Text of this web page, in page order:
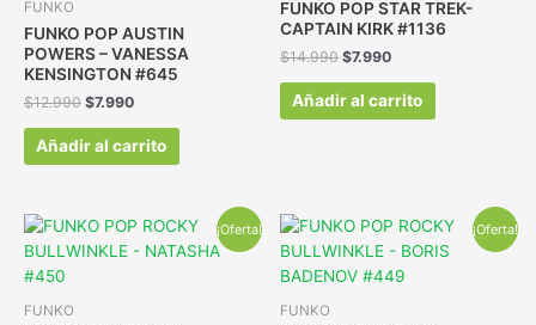
FUNKO
FUNKO POP AUSTIN
POWERS – VANESSA
KENSINGTON #645
$12.990 $7.990
Añadir al carrito
FUNKO POP STAR TREK-
CAPTAIN KIRK #1136
$14.990 $7.990
Añadir al carrito
¡Oferta!
FUNKO
¡Oferta!
FUNKO